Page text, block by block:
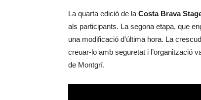
La quarta edició de la Costa Brava
als participants. La segona etapa, que
una modificació d’última hora. La
creuar-lo amb seguretat i l’organització
de Montgrí.